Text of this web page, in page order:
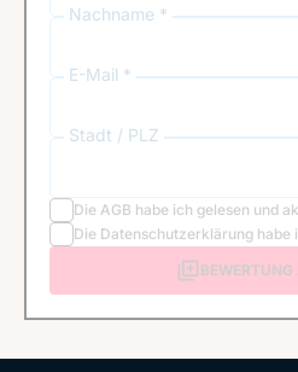
Nachname *
E-Mail *
Stadt / PLZ
Die AGB habe ich gelesen und
Die Datenschutzerklärung habe
BEWERTUNG